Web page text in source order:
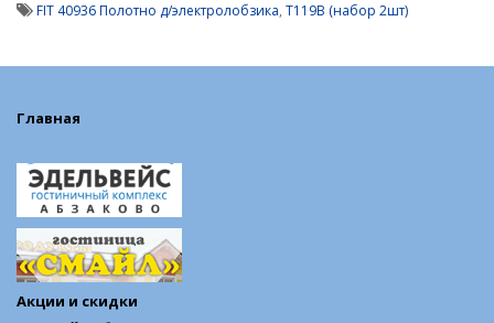
FIT 40936 Полотно д/электролобзика, T119B (набор 2шт)
Главная
Акции и скидки